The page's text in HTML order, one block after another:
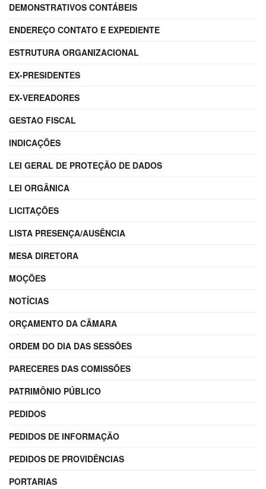
DEMONSTRATIVOS CONTÁBEIS
ENDEREÇO CONTATO E EXPEDIENTE
ESTRUTURA ORGANIZACIONAL
EX-PRESIDENTES
EX-VEREADORES
GESTAO FISCAL
INDICAÇÕES
LEI GERAL DE PROTEÇÃO DE DADOS
LEI ORGÂNICA
LICITAÇÕES
LISTA PRESENÇA/AUSÊNCIA
MESA DIRETORA
MOÇÕES
NOTÍCIAS
ORÇAMENTO DA CÂMARA
ORDEM DO DIA DAS SESSÕES
PARECERES DAS COMISSÕES
PATRIMÔNIO PÚBLICO
PEDIDOS
PEDIDOS DE INFORMAÇÃO
PEDIDOS DE PROVIDÊNCIAS
PORTARIAS